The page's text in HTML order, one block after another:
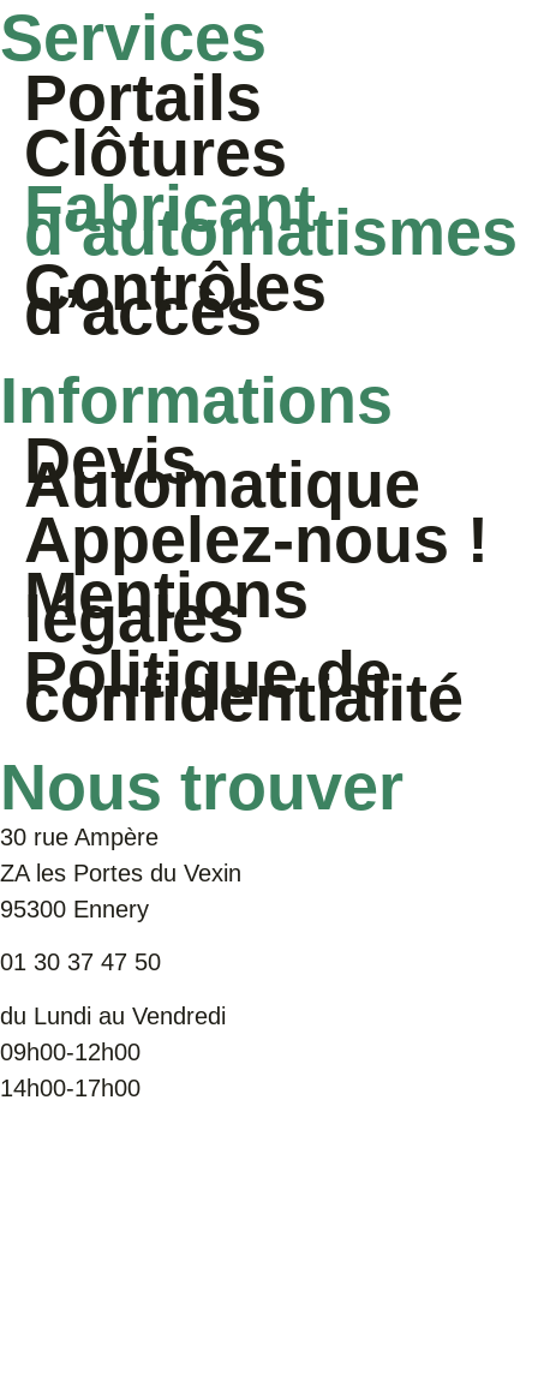
Services
Portails
Clôtures
Fabricant
d’automatismes
Contrôles
d’accès
Informations
Devis
Automatique
Appelez-nous !
Mentions
légales
Politique de
confidentialité
Nous trouver
30 rue Ampère
ZA les Portes du Vexin
95300 Ennery
01 30 37 47 50
du Lundi au Vendredi
09h00-12h00
14h00-17h00